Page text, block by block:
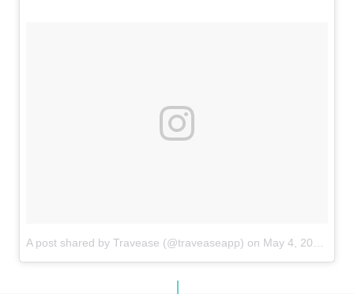
A post shared by Travease (@traveaseapp) on May 4, 2017 at 8:04am PDT